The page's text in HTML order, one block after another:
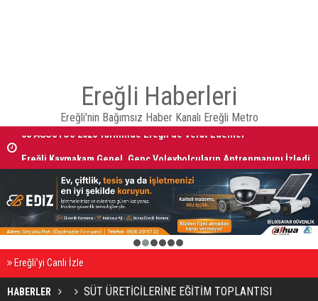
Ereğli Haberleri
Ereğli'nin Bağımsız Haber Kanalı Ereğli Metro
08 AĞUSTOS 2026 Tarihinde Ereğli’de Vefat Edenler
2 3 4 5 6
Ereğli’yi Canlı İzle
HABERLER SÜT ÜRETİCİLERİNE EĞİTİM TOPLANTISI